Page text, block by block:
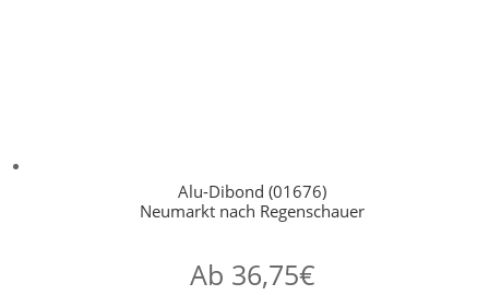
Alu-Dibond (01676)
Neumarkt nach Regenschauer
Ab 36,75€